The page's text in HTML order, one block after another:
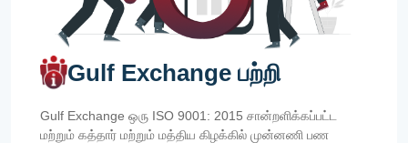
Gulf Exchange பற்றி
Gulf Exchange ஒரு ISO 9001: 2015 சான்றளிக்கப்பட்ட
மற்றும் கத்தார் மற்றும் மத்திய கிழக்கில் முன்னணி பண